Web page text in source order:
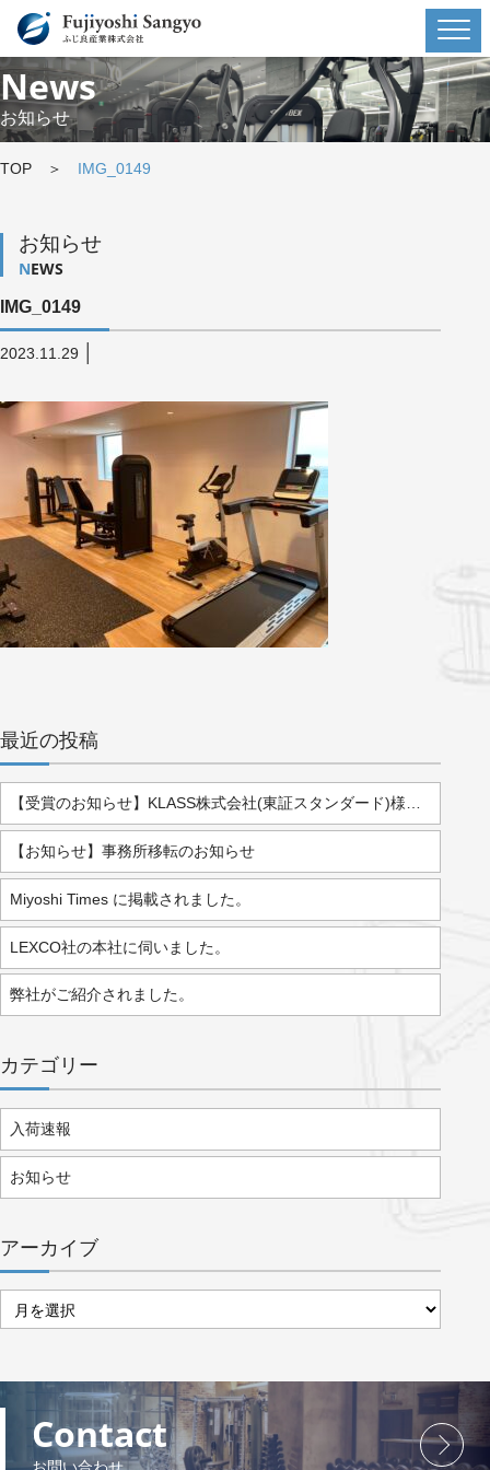
News
お知らせ
TOP ＞ IMG_0149
お知らせ
NEWS
IMG_0149
2023.11.29
最近の投稿
【受賞のお知らせ】KLASS株式会社(東証スタンダード)様より「2025年度 優秀販売店」として表彰されました。
【お知らせ】事務所移転のお知らせ
Miyoshi Times に掲載されました。
LEXCO社の本社に伺いました。
弊社がご紹介されました。
カテゴリー
入荷速報
お知らせ
アーカイブ
ー
イ
ブ
Contact